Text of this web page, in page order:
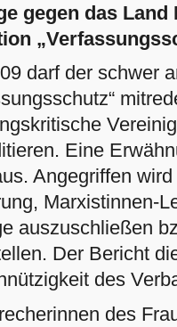
gegen das
darf der schwer
Eine
Angegriffen
Marxistinnen-
auszuschließen
Der Bericht
des
des